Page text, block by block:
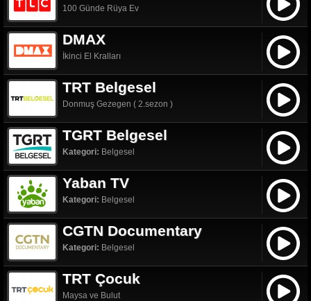
100 Günde Rüya Ev
DMAX
İkinci El Kralları
TRT Belgesel
Donmuş Gezegen ( 2.sezon )
TGRT Belgesel
Kategori: Belgesel
Yaban TV
Kategori: Belgesel
CGTN Documentary
Kategori: Belgesel
TRT Çocuk
Maysa ve Bulut